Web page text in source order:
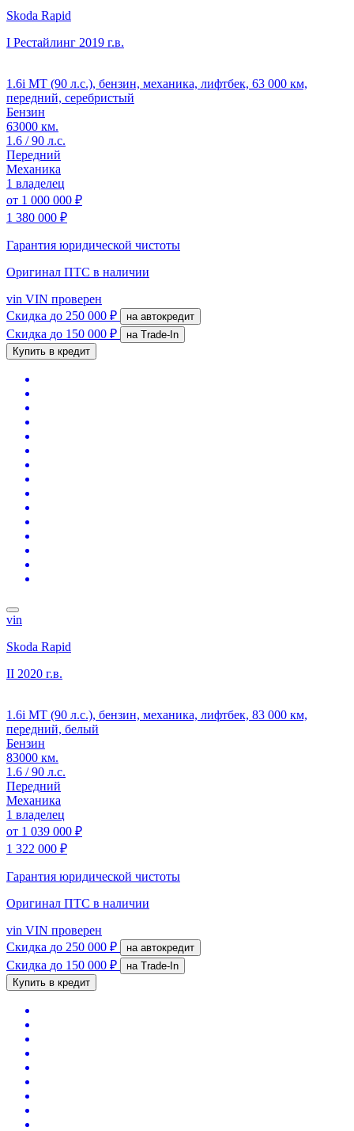
Skoda Rapid
I Рестайлинг 2019 г.в.
1.6i MT (90 л.с.), бензин, механика, лифтбек, 63 000 км,
передний, серебристый
Бензин
63000 км.
1.6 / 90 л.с.
Передний
Механика
1 владелец
от 1 000 000 ₽
1 380 000 ₽
Гарантия юридической чистоты
Оригинал ПТС в наличии
vin VIN проверен
Скидка до 250 000 ₽ на автокредит
Скидка до 150 000 ₽
на Trade-In
Купить в кредит
vin
Skoda Rapid
II 2020 г.в.
1.6i MT (90 л.с.), бензин, механика, лифтбек, 83 000 км,
передний, белый
Бензин
83000 км.
1.6 / 90 л.с.
Передний
Механика
1 владелец
от 1 039 000 ₽
1 322 000 ₽
Гарантия юридической чистоты
Оригинал ПТС в наличии
vin VIN проверен
Скидка до 250 000 ₽ на автокредит
Скидка до 150 000 ₽
на Trade-In
Купить в кредит